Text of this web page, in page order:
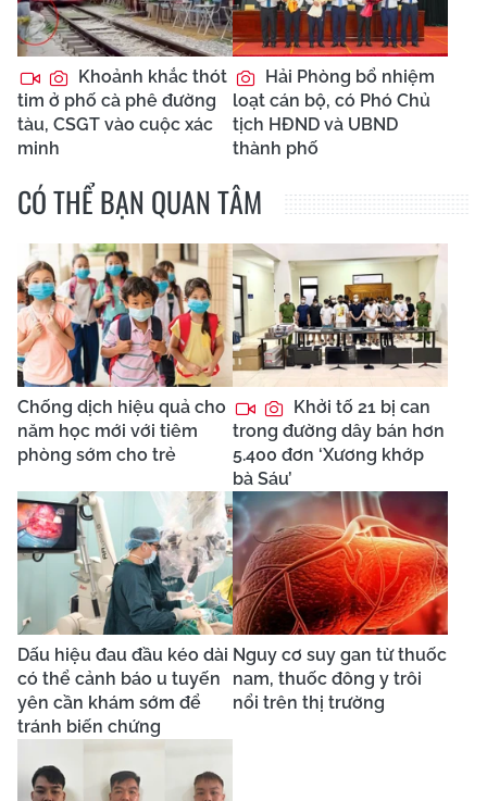
Khoảnh khắc thót
tim ở phố cà phê đường
tàu, CSGT vào cuộc xác
minh
Hải Phòng bổ nhiệm
loạt cán bộ, có Phó Chủ
tịch HĐND và UBND
thành phố
CÓ THỂ BẠN QUAN TÂM
Chống dịch hiệu quả cho
năm học mới với tiêm
phòng sớm cho trẻ
Khởi tố 21 bị can
trong đường dây bán hơn
5.400 đơn ‘Xương khớp
bà Sáu’
Dấu hiệu đau đầu kéo dài
có thể cảnh báo u tuyến
yên cần khám sớm để
tránh biến chứng
Nguy cơ suy gan từ thuốc
nam, thuốc đông y trôi
nổi trên thị trường